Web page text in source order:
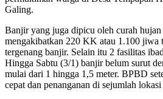
Galing.
Banjir yang juga dipicu oleh curah
mengakibatkan 220 KK atau 1.100 jiwa
tergenang banjir. Selain itu 2 fasilitas
Hingga Sabtu (3/1) banjir belum surut
mulai dari 1 hingga 1,5 meter. BPBD
cepat dan penanganan di sejumlah